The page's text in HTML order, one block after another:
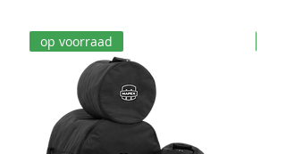
op voorraad